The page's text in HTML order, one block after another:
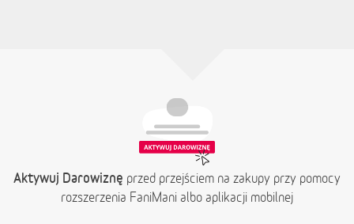
Aktywuj Darowiznę przed przejściem na zakupy przy pomocy
rozszerzenia FaniMani albo aplikacji mobilnej